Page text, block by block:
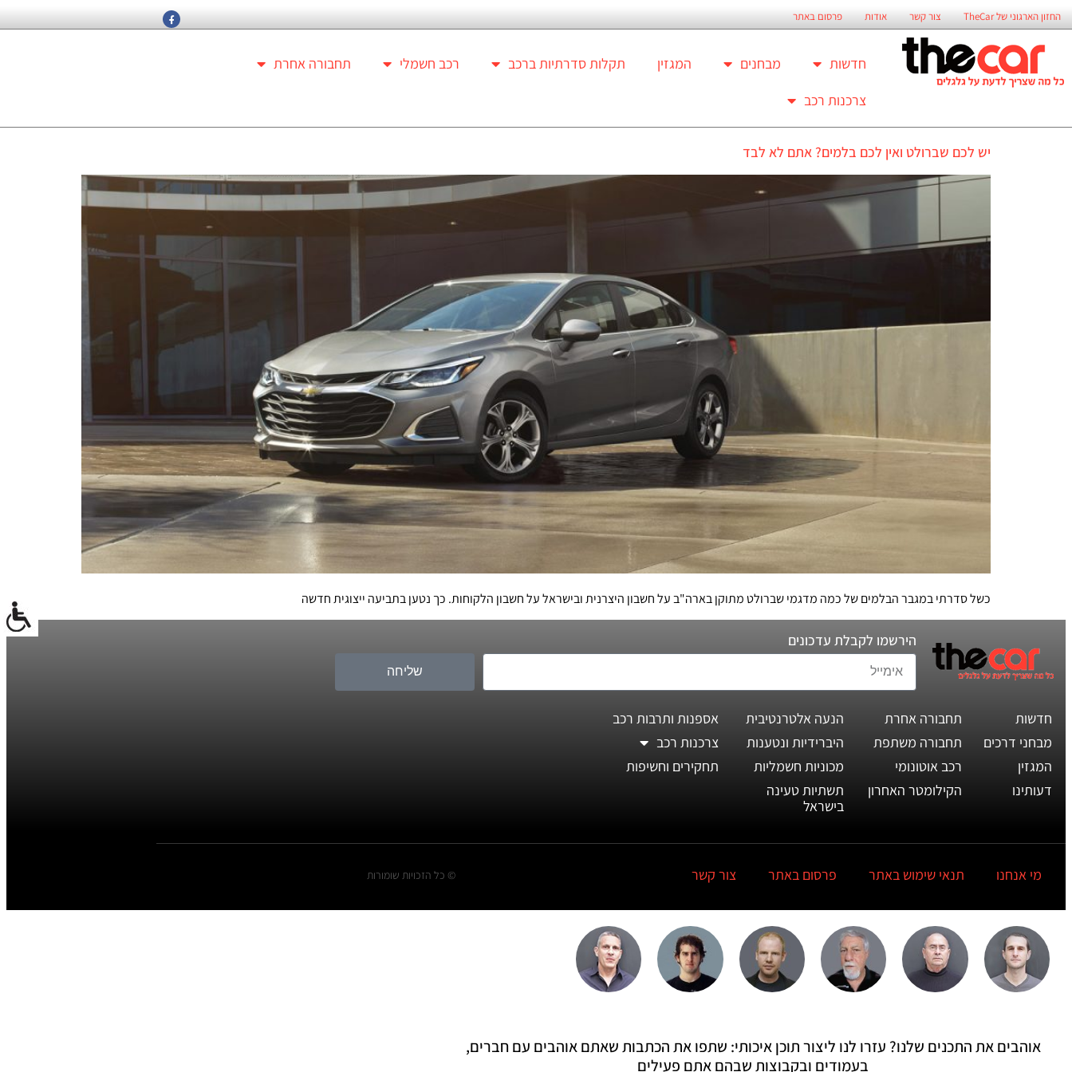
החזון הארגוני של TheCar צור קשר אודות פרסום באתר
חדשות מבחנים המגזין תקלות סדרתיות ברכב רכב חשמלי
תחבורה אחרת
צרכנות רכב
יש לכם שברולט ואין לכם בלמים? אתם לא לבד
כשל סדרתי במגבר הבלמים של כמה מדגמי שברולט מתוקן בארה"ב על חשבון היצרנית ובישראל על חשבון הלקוחות. כך נטען בתביעה ייצוגית חדשה
הירשמו לקבלת עדכונים
שליחה
חדשות
מבחני דרכים
המגזין
דעותינו
תחבורה אחרת
תחבורה משתפת
רכב אוטונומי
הקילומטר האחרון
הנעה אלטרנטיבית
היברידיות ונטענות
מכוניות חשמליות
תשתיות טעינה
בישראל
אספנות ותרבות רכב
צרכנות רכב
תחקירים וחשיפות
מי אנחנו תנאי שימוש באתר פרסום באתר צור קשר © כל הזכויות שומורות
אוהבים את התכנים שלנו? עזרו לנו ליצור תוכן איכותי: שתפו את הכתבות שאתם אוהבים עם חברים,
בעמודים ובקבוצות שבהם אתם פעילים